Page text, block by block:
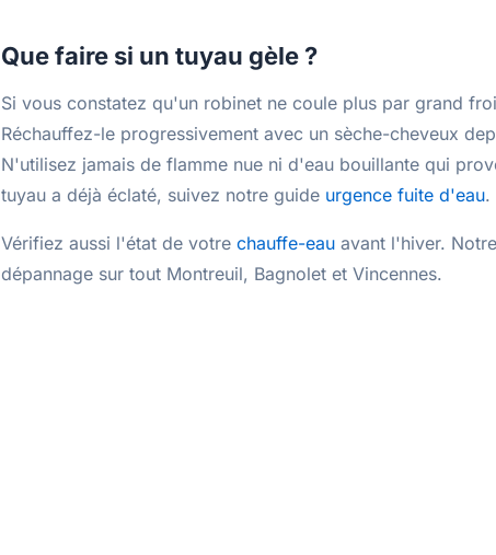
Que faire si un tuyau gèle ?
Si vous constatez qu'un robinet ne coule plus par grand
Réchauffez-le progressivement avec un sèche-cheveux
N'utilisez jamais de flamme nue ni d'eau bouillante qui
tuyau a déjà éclaté, suivez notre guide urgence fuite d'eau.
Vérifiez aussi l'état de votre chauffe-eau avant l'hiver. Notre
dépannage sur tout Montreuil, Bagnolet et Vincennes.